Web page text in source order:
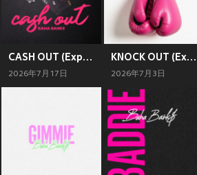
CASH OUT (Explicit)
2026年7月17日
KNOCK OUT (Explicit)
2026年7月3日